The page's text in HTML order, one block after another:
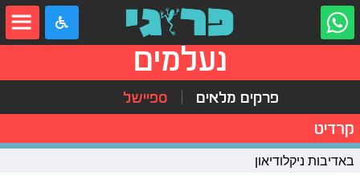
נעלמים
פרקים מלאים ספיישל
קרדיט
באדיבות ניקלודיאון